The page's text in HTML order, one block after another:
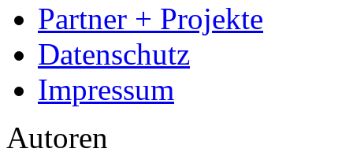
Partner + Projekte
Datenschutz
Impressum
Autoren